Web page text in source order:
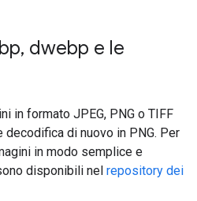
, dwebp e le
in formato JPEG, PNG o TIFF
decodifica di nuovo in PNG. Per
in modo semplice e
disponibili nel repository dei